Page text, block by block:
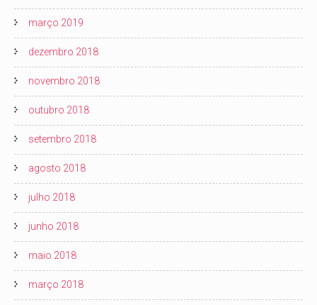
março 2019
dezembro 2018
novembro 2018
outubro 2018
setembro 2018
agosto 2018
julho 2018
junho 2018
maio 2018
março 2018